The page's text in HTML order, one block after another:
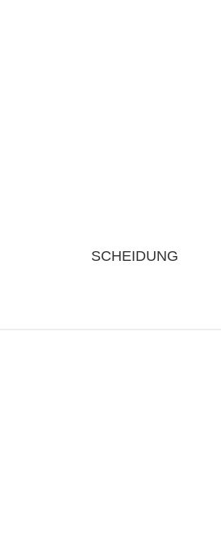
SCHEIDUNG